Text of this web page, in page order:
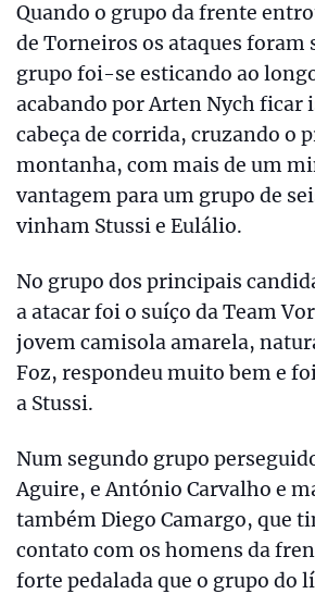
Quando o grupo da frente
de Torneiros os ataques foram
grupo foi-se esticando ao
acabando por Arten Nych ficar
cabeça de corrida, cruzando o
montanha, com mais de um
vantagem para um grupo de
vinham Stussi e Eulálio.
No grupo dos principais
a atacar foi o suíço da Team
jovem camisola amarela,
Foz, respondeu muito bem e
a Stussi.
Num segundo grupo
Aguire, e António Carvalho e
também Diego Camargo, que
contato com os homens da
forte pedalada que o grupo do